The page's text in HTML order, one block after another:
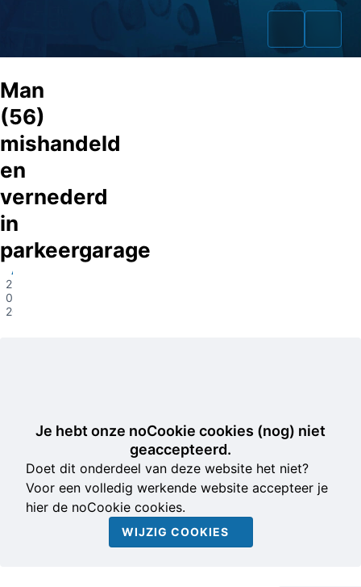
Home
Opsporingslijst
Man
(56)
mishandeld
en
vernederd
in
parkeergarage
Amsterdam
29-
04-
2025
Je hebt onze noCookie cookies (nog) niet
geaccepteerd.
Doet dit onderdeel van deze website het niet?
Voor een volledig werkende website accepteer je
hier de noCookie cookies.
WIJZIG COOKIES